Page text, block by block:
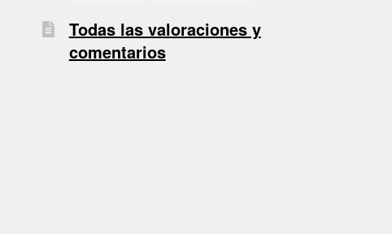
Todas las valoraciones y
comentarios